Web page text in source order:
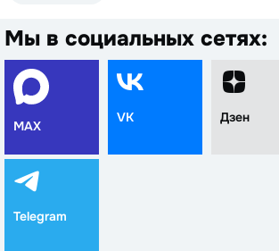
Мы в социальных сетях:
MAX
VK Дзен
Telegram